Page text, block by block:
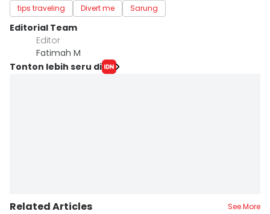
tips traveling Divert me Sarung
Editorial Team
Editor
Fatimah M
Tonton lebih seru di
Related Articles See More